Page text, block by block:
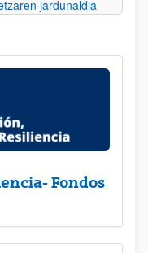
jardunaldia
Fondos